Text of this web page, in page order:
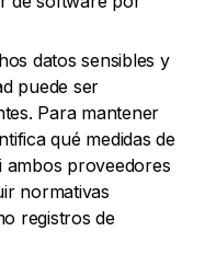
datos sensibles y
puede ser
Para mantener
qué medidas de
ambos proveedores
normativas
registros de